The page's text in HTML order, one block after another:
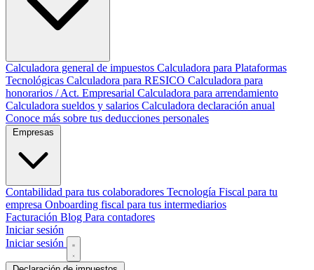
Calculadora general de impuestos Calculadora para Plataformas
Tecnológicas Calculadora para RESICO Calculadora para
honorarios / Act. Empresarial Calculadora para arrendamiento
Calculadora sueldos y salarios Calculadora declaración anual
Conoce más sobre tus deducciones personales
Contabilidad para tus colaboradores Tecnología Fiscal para tu
empresa Onboarding fiscal para tus intermediarios
Facturación Blog Para contadores
Iniciar sesión
Iniciar sesión